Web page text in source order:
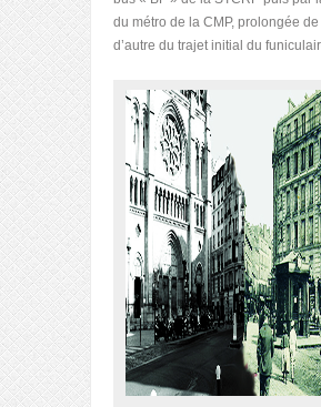
du métro de la CMP, prolongée
d’autre du trajet initial du